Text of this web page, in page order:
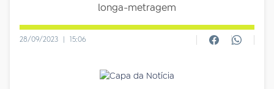
longa-metragem
28/09/2023 | 15:06